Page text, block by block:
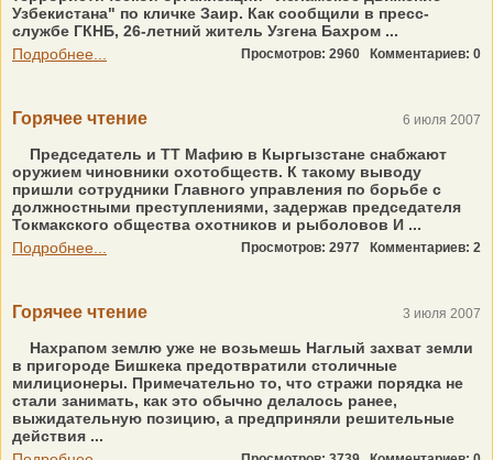
Узбекистана" по кличке Заир. Как сообщили в пресс-
службе ГКНБ, 26-летний житель Узгена Бахром ...
Подробнее...
Просмотров: 2960 Комментариев: 0
Горячее чтение 6 июля 2007
Председатель и ТТ Мафию в Кыргызстане снабжают
оружием чиновники охотобществ. К такому выводу
пришли сотрудники Главного управления по борьбе с
должностными преступлениями, задержав председателя
Токмакского общества охотников и рыболовов И ...
Подробнее...
Просмотров: 2977 Комментариев: 2
Горячее чтение 3 июля 2007
Нахрапом землю уже не возьмешь Наглый захват земли
в пригороде Бишкека предотвратили столичные
милиционеры. Примечательно то, что стражи порядка не
стали занимать, как это обычно делалось ранее,
выжидательную позицию, а предприняли решительные
действия ...